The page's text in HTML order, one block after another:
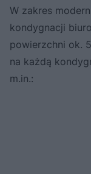
W zakres
kondygnacji
powierzchni ok.
na każdą
m.in.: